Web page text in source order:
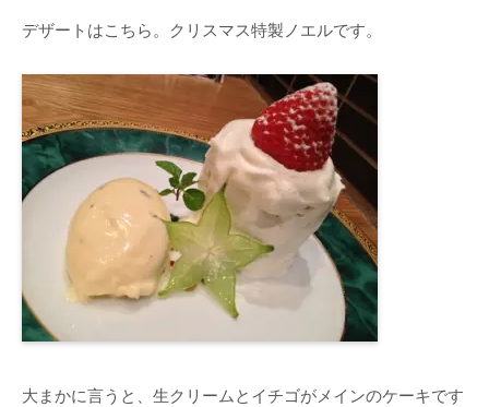
デザートはこちら。クリスマス特製ノエルです。
大まかに言うと、生クリームとイチゴがメインのケーキです